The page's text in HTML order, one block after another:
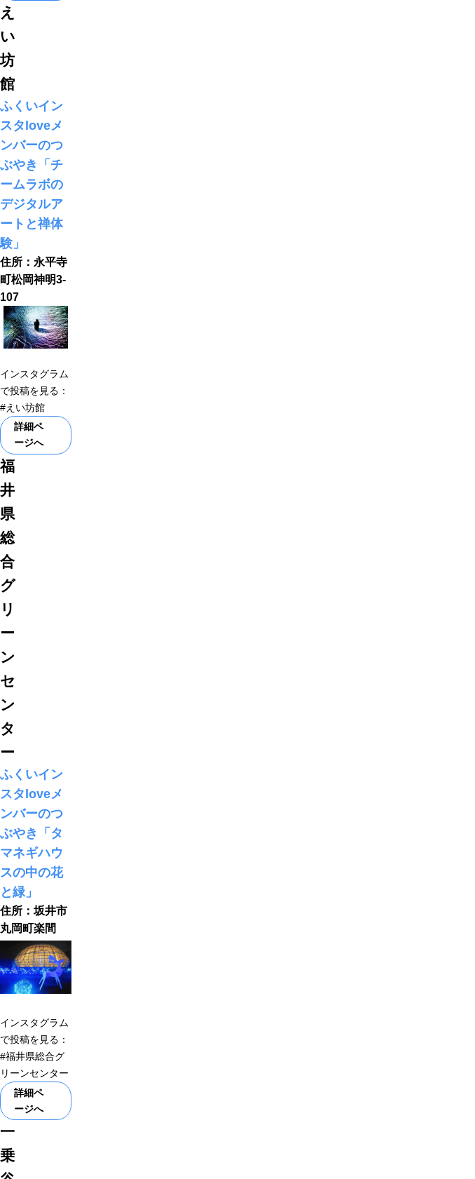
え
い
坊
館
ふくいイン
スタloveメ
ンバーのつ
ぶやき「チ
ームラボの
デジタルア
ートと禅体
験」
住所：永平寺
町松岡神明3-
107
インスタグラム
で投稿を見る：
#えい坊館
詳細ペ
ージへ
福
井
県
総
合
グ
リ
ー
ン
セ
ン
タ
ー
ふくいイン
スタloveメ
ンバーのつ
ぶやき「タ
マネギハウ
スの中の花
と緑」
住所：坂井市
丸岡町楽間
インスタグラム
で投稿を見る：
#福井県総合グ
リーンセンター
詳細ペ
ージへ
一
乗